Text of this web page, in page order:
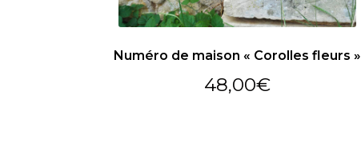
Numéro de maison « Corolles fleurs »
48,00€